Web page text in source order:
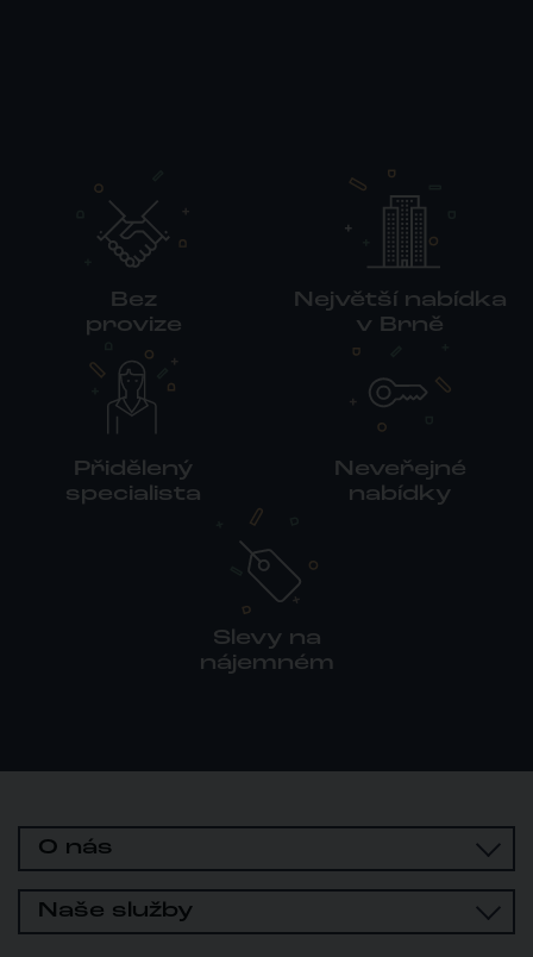
Bez
provize
Největší nabídka
v Brně
Přidělený
specialista
Neveřejné
nabídky
Slevy na
nájemném
O nás
Naše služby